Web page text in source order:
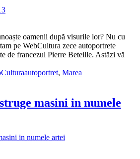
oamenii după visurile lor? Nu cu
pe WebCultura zece autoportrete
de francezul Pierre Beteille. Astăzi vă
autoportret, Marea
masini in numele